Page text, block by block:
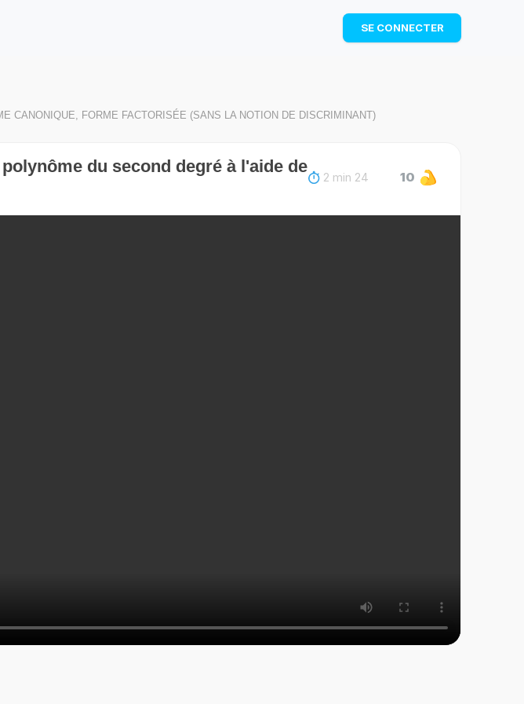
vidéo.
TÉLÉCHARGER
SE CONNECTER
CANONIQUE, FORME FACTORISÉE (SANS LA NOTION DE DISCRIMINANT)
du second degré à l'aide de
2 min 24 10